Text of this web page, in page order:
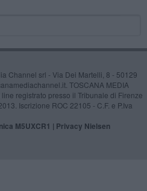
Channel srl - Via Dei Martelli, 8 - 50129
TOSCANA MEDIA
registrato presso il Tribunale di Firenze
Iscrizione ROC 22105 - C.F. e P.Iva
M5UXCR1 | Privacy Nielsen